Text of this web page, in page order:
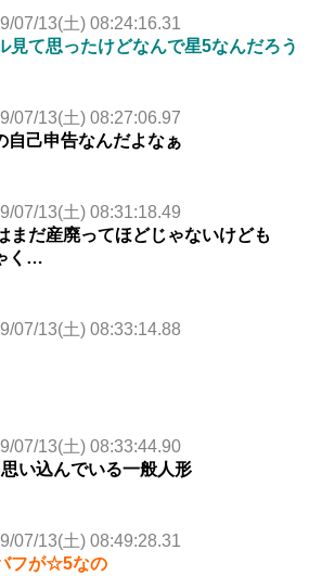
07/13(土) 08:24:16.31
見て思ったけどなんで星5なんだろう
07/13(土) 08:27:06.97
自己申告なんだよなぁ
07/13(土) 08:31:18.49
まだ産廃ってほどじゃないけども
く…
07/13(土) 08:33:14.88
07/13(土) 08:33:44.90
い込んでいる一般人形
07/13(土) 08:49:28.31
フが☆5なの